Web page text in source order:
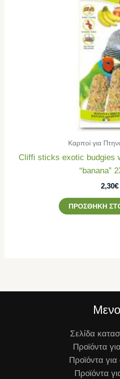
Καρποί για
Cliffi sticks exotic budgies
“banana”
2,30€
ΠΡΟΣΘΉΚΗ
Σελίδα
Προϊόντα
Προϊόντα
Προϊόντα